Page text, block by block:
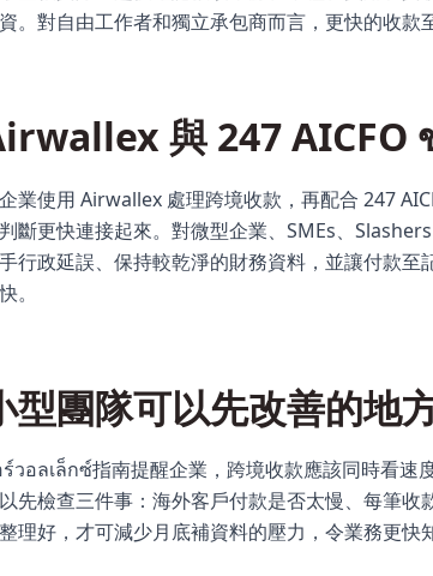
。對自由工作者和獨立承包商而言，更快的收款
與 247 AICFO
業使用 Airwallex 處理跨境收款，再配合 247
斷更快連接起來。對微型企業、SMEs、
行政延誤、保持較乾淨的財務資料，並讓付款
。
型團隊可以先改善的地
วอลเล็กซ์指南提醒企業，跨境收款應該同時看速
先檢查三件事：海外客戶付款是否太慢、每筆
理好，才可減少月底補資料的壓力，令業務更快